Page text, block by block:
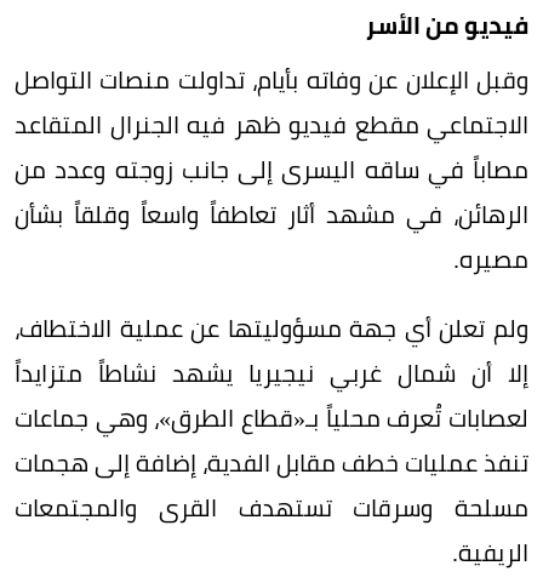
فيديو من الأسر
وقبل الإعلان عن وفاته بأيام، تداولت منصات التواصل
الاجتماعي مقطع فيديو ظهر فيه الجنرال المتقاعد
مصاباً في ساقه اليسرى إلى جانب زوجته وعدد من
الرهائن، في مشهد أثار تعاطفاً واسعاً وقلقاً بشأن
مصيره.
ولم تعلن أي جهة مسؤوليتها عن عملية الاختطاف،
إلا أن شمال غربي نيجيريا يشهد نشاطاً متزايداً
لعصابات تُعرف محلياً بـ«قطاع الطرق»، وهي جماعات
تنفذ عمليات خطف مقابل الفدية، إضافة إلى هجمات
مسلحة وسرقات تستهدف القرى والمجتمعات
الريفية.